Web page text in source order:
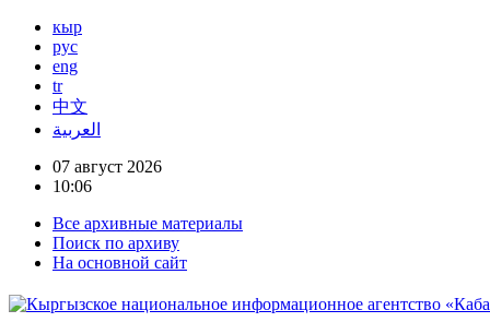
кыр
рус
eng
tr
中文
العربية
07 август 2026
10:06
Все архивные материалы
Поиск по архиву
На основной сайт